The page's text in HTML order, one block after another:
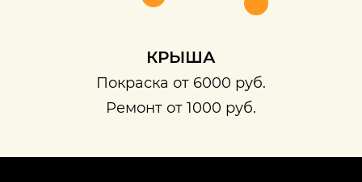
КРЫША
Покраска от 6000 руб.
Ремонт от 1000 руб.